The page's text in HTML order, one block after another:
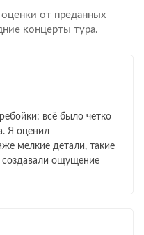
от преданных
концерты тура.
всё было четко
Я оценил
мелкие детали, такие
создавали ощущение